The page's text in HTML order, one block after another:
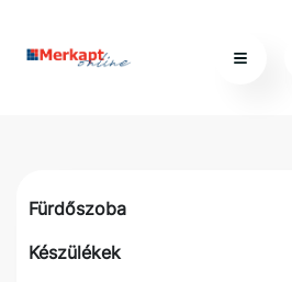
Fürdőszoba
Készülékek